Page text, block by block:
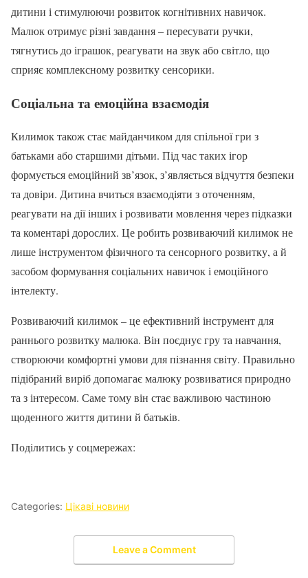
дитини і стимулюючи розвиток когнітивних навичок.
Малюк отримує різні завдання – пересувати ручки,
тягнутись до іграшок, реагувати на звук або світло, що
сприяє комплексному розвитку сенсорики.
Соціальна та емоційна взаємодія
Килимок також стає майданчиком для спільної гри з
батьками або старшими дітьми. Під час таких ігор
формується емоційний зв’язок, з’являється відчуття безпеки
та довіри. Дитина вчиться взаємодіяти з оточенням,
реагувати на дії інших і розвивати мовлення через підказки
та коментарі дорослих. Це робить розвиваючий килимок не
лише інструментом фізичного та сенсорного розвитку, а й
засобом формування соціальних навичок і емоційного
інтелекту.
Розвиваючий килимок – це ефективний інструмент для
раннього розвитку малюка. Він поєднує гру та навчання,
створюючи комфортні умови для пізнання світу. Правильно
підібраний виріб допомагає малюку розвиватися природно
та з інтересом. Саме тому він стає важливою частиною
щоденного життя дитини й батьків.
Поділитись у соцмережах:
Categories: Цікаві новини
Leave a Comment